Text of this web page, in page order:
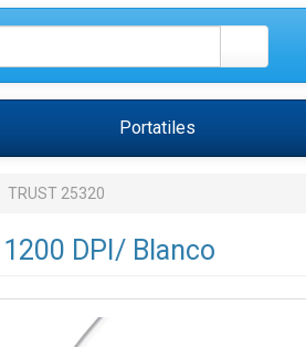
Portatiles
TRUST 25320
DPI/ Blanco